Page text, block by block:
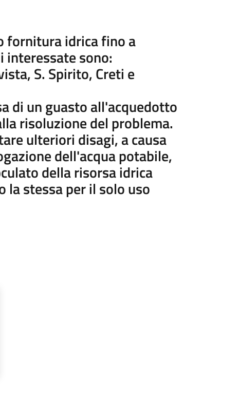
fornitura idrica fino a
sono:
S. Spirito, Creti e
di un guasto all'acquedotto
risoluzione del problema.
ulteriori disagi, a causa
dell'acqua potabile,
della risorsa idrica
stessa per il solo uso